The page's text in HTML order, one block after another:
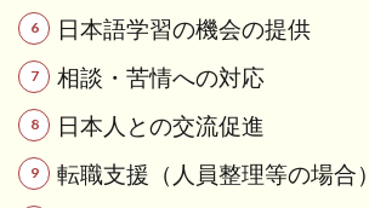
日本語学習の機会の提供
相談・苦情への対応
日本人との交流促進
転職支援（人員整理等の場合）